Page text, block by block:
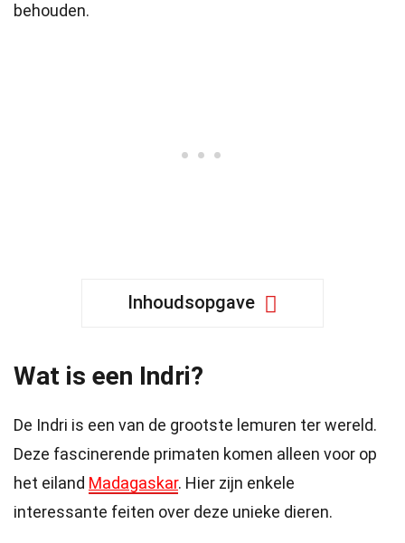
behouden.
Inhoudsopgave
Wat is een Indri?
De Indri is een van de grootste lemuren ter wereld.
Deze fascinerende primaten komen alleen voor op
het eiland Madagaskar. Hier zijn enkele
interessante feiten over deze unieke dieren.